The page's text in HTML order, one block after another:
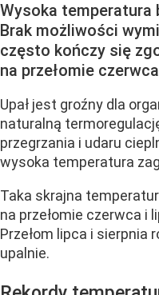
Wysoka temperatura
Brak możliwości
często kończy się
na przełomie
Upał jest groźny dla
naturalną
przegrzania i udaru
wysoka temperatura
Taka skrajna
na przełomie czerwca i
Przełom lipca i sierpnia
upalnie.